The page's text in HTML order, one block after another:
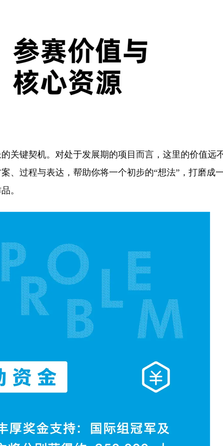
关键契机。对处于发展期的项目而言，这里的价值远
、过程与表达，帮助你将一个初步的“想法”，打磨成
。